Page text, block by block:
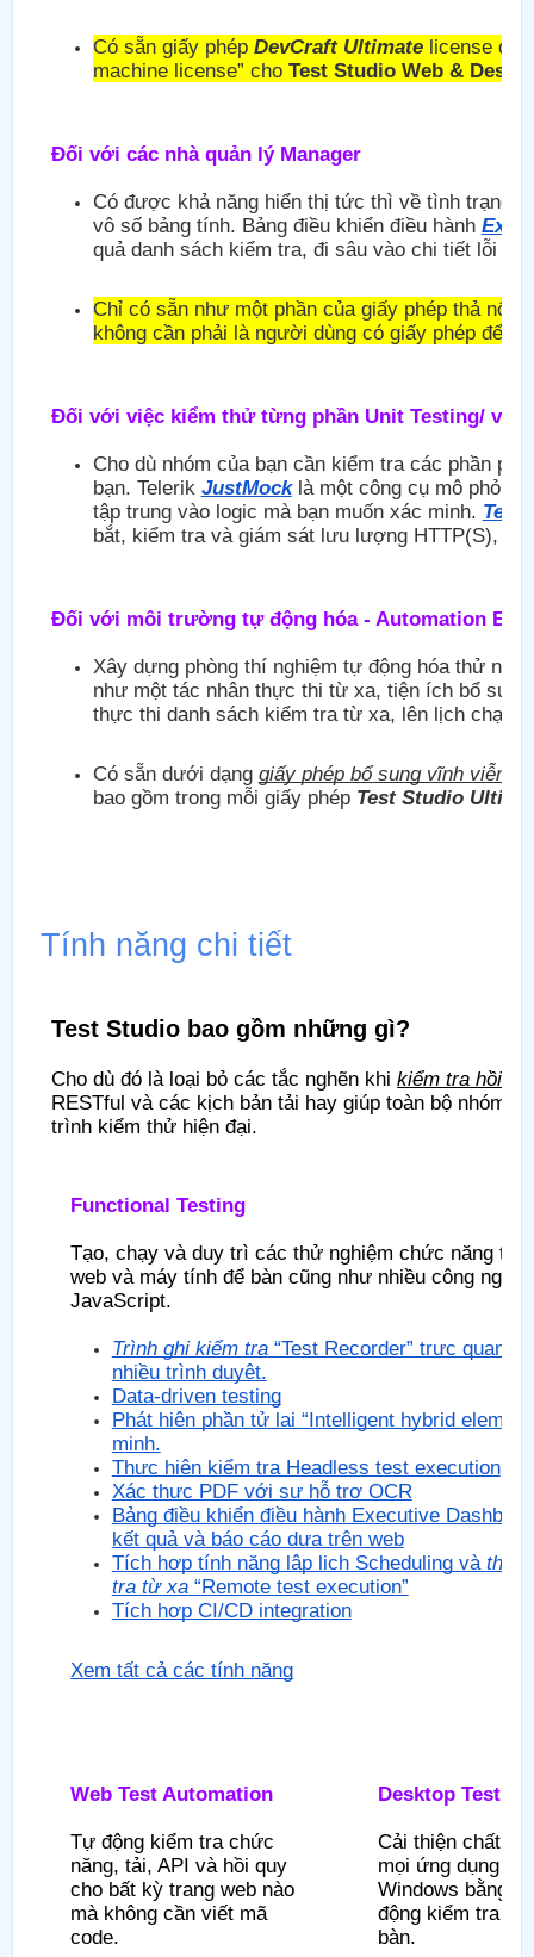
Có sẵn giấy phép DevCraft Ultimatelicense
machine license” cho Test Studio Web &
Đối với các nhà quản lý Manager
Có được khả năng hiển thị tức thì về tình trạng
vô số bảng tính. Bảng điều khiển điều hành
quả danh sách kiểm tra, đi sâu vào chi tiết lỗi
Chỉ có sẵn như một phần của giấy phép thả nổi
không cần phải là người dùng có giấy phép để
Đối với việc kiểm thử từng phần Unit Testing/ và
Cho dù nhóm của bạn cần kiểm tra các phần
bạn. Telerik JustMocklà một công cụ mô phỏng
tập trung vào logic mà bạn muốn xác minh.
bắt, kiểm tra và giám sát lưu lượng HTTP(S),
Đối với môi trường tự động hóa - Automation
Xây dựng phòng thí nghiệm tự động hóa thử
như một tác nhân thực thi từ xa, tiện ích bổ
thực thi danh sách kiểm tra từ xa, lên lịch chạy,
Có sẵn dưới dạng giấy phép bổ sung vĩnh viễn
bao gồm trong mỗi giấy phép Test Studio
Tính năng chi tiết
Test Studio bao gồm những gì?
Cho dù đó là loại bỏ các tắc nghẽn khikiểm tra hồi
RESTful và các kịch bản tải hay giúp toàn bộ nhóm
trình kiểm thử hiện đại.
Functional Testing
Tạo, chạy và duy trì các thử nghiệm chức năng tự
web và máy tính để bàn cũng như nhiều công nghệ
JavaScript.
Trình ghi kiểm tra“Test Recorder” trực quan
nhiều trình duyệt.
Data-driven testing
Phát hiện phần tử lai “Intelligent hybrid
minh.
Thực hiện kiểm tra Headless test execution
Xác thực PDF với sự hỗ trợ OCR
Bảng điều khiển điều hành Executive
kết quả và báo cáo dựa trên web
Tích hợp tính năng lập lịch Scheduling và thực
tra từ xa“Remote test execution”
Tích hợp CI/CD integration
Xem tất cả các tính năng
Web Test Automation
Tự động kiểm tra chức
năng, tải, API và hồi quy
cho bất kỳ trang web nào
mà không cần viết mã
code.
Desktop Test
Cải thiện chất
mọi ứng dụng
Windows bằng
động kiểm tra
bàn.